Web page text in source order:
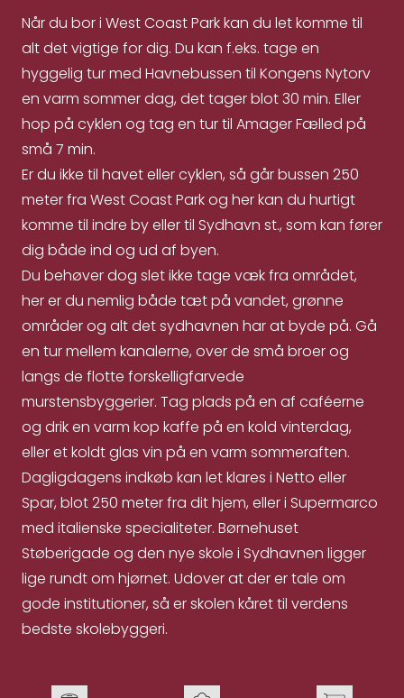
Når du bor i West Coast Park kan du let komme til
alt det vigtige for dig. Du kan f.eks. tage en
hyggelig tur med Havnebussen til Kongens Nytorv
en varm sommer dag, det tager blot 30 min. Eller
hop på cyklen og tag en tur til Amager Fælled på
små 7 min.
Er du ikke til havet eller cyklen, så går bussen 250
meter fra West Coast Park og her kan du hurtigt
komme til indre by eller til Sydhavn st., som kan fører
dig både ind og ud af byen.
Du behøver dog slet ikke tage væk fra området,
her er du nemlig både tæt på vandet, grønne
områder og alt det sydhavnen har at byde på. Gå
en tur mellem kanalerne, over de små broer og
langs de flotte forskelligfarvede
murstensbyggerier. Tag plads på en af caféerne
og drik en varm kop kaffe på en kold vinterdag,
eller et koldt glas vin på en varm sommeraften.
Dagligdagens indkøb kan let klares i Netto eller
Spar, blot 250 meter fra dit hjem, eller i Supermarco
med italienske specialiteter. Børnehuset
Støberigade og den nye skole i Sydhavnen ligger
lige rundt om hjørnet. Udover at der er tale om
gode institutioner, så er skolen kåret til verdens
bedste skolebyggeri.